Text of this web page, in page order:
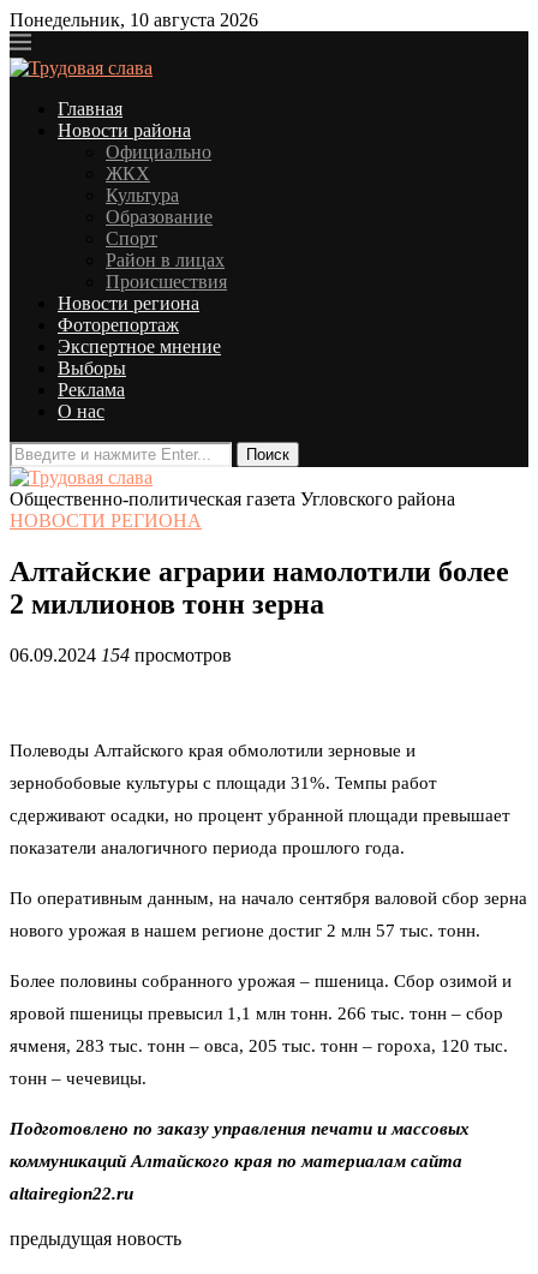
Понедельник, 10 августа 2026
Главная
Новости района
Официально
ЖКХ
Культура
Образование
Спорт
Район в лицах
Происшествия
Новости региона
Фоторепортаж
Экспертное мнение
Выборы
Реклама
О нас
Общественно-политическая газета Угловского района
НОВОСТИ РЕГИОНА
Алтайские аграрии намолотили более
2 миллионов тонн зерна
06.09.2024 154 просмотров
Полеводы Алтайского края обмолотили зерновые и
зернобобовые культуры с площади 31%. Темпы работ
сдерживают осадки, но процент убранной площади превышает
показатели аналогичного периода прошлого года.
По оперативным данным, на начало сентября валовой сбор зерна
нового урожая в нашем регионе достиг 2 млн 57 тыс. тонн.
Более половины собранного урожая – пшеница. Сбор озимой и
яровой пшеницы превысил 1,1 млн тонн. 266 тыс. тонн – сбор
ячменя, 283 тыс. тонн – овса, 205 тыс. тонн – гороха, 120 тыс.
тонн – чечевицы.
Подготовлено по заказу управления печати и массовых
коммуникаций Алтайского края по материалам сайта
altairegion22.ru
предыдущая новость